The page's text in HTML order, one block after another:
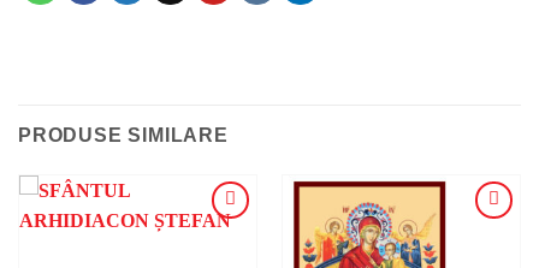
PRODUSE SIMILARE